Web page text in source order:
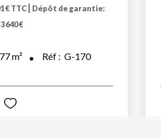
€ TTC| Dépôt de garantie:
3 640 €
77m² Réf : G-170